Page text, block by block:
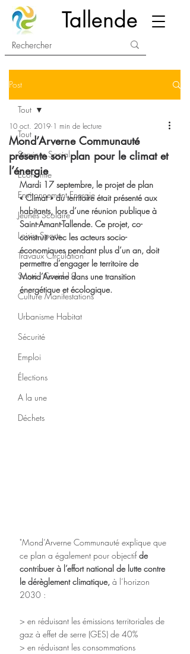
Tallende
Post
Tout
Services Social
Economie
Environnement Energie
Jeunes Scolaire
Loisirs Sports
Travaux Circulation
Santé - Covid-19
Culture Manifestations
Urbanisme Habitat
Sécurité
Emploi
Élections
A la une
Déchets
Tout
Mond’Arverne Communauté
présente son plan pour le climat et
l’énergie
10 oct. 2019 1 min de lecture
Mardi 17 septembre, le projet de plan
« Climat » du territoire était présenté aux
habitants, lors d’une réunion publique à
Saint-Amant-Tallende. Ce projet, co-
construit avec les acteurs socio-
économiques pendant plus d’un an, doit
permettre d’engager le territoire de
Mond’Arverne dans une transition
énergétique et écologique.
"Mond’Arverne Communauté explique que
ce plan a également pour objectif de
contribuer à l’effort national de lutte contre
le dérèglement climatique, à l’horizon
2030 :
> en réduisant les émissions territoriales de
gaz à effet de serre (GES) de 40%
> en réduisant les consommations